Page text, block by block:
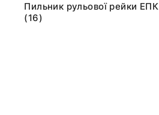
Пильник рульової рейки ЕПК
(16)